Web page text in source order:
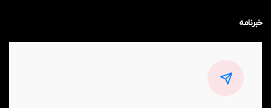
خبرنامه